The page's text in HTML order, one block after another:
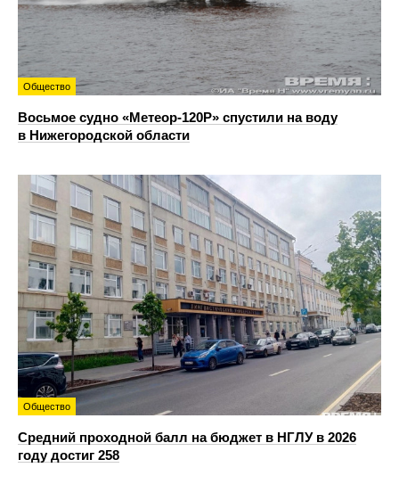
Общество
Восьмое судно «Метеор-120Р» спустили на воду
в Нижегородской области
Общество
Средний проходной балл на бюджет в НГЛУ в 2026
году достиг 258